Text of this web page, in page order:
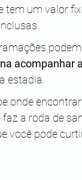
tem um valor
acompanhar
estadia.
onde
a roda de
você pode